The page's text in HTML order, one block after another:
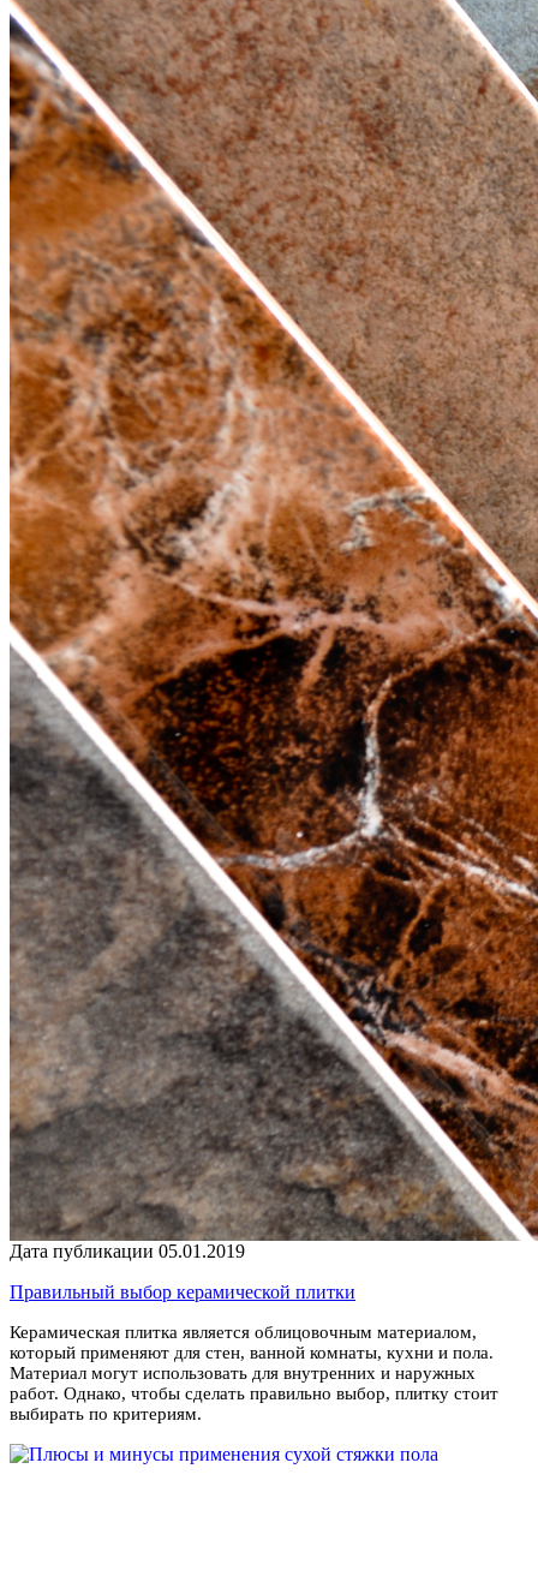
Дата публикации 05.01.2019
Правильный выбор керамической плитки
Керамическая плитка является облицовочным материалом,
который применяют для стен, ванной комнаты, кухни и пола.
Материал могут использовать для внутренних и наружных
работ. Однако, чтобы сделать правильно выбор, плитку стоит
выбирать по критериям.